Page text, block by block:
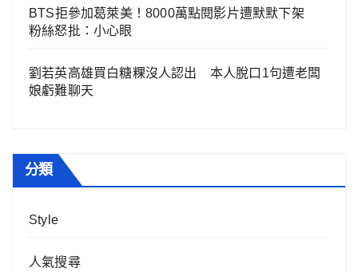
BTS拒參加葛萊美！8000萬點閱影片遭默默下架
粉絲怒批：小心眼
劉若英高雄買白糖粿沒人認出 本人脫口1句遭老闆
娘虧難聊天
分類
Style
人氣搜尋